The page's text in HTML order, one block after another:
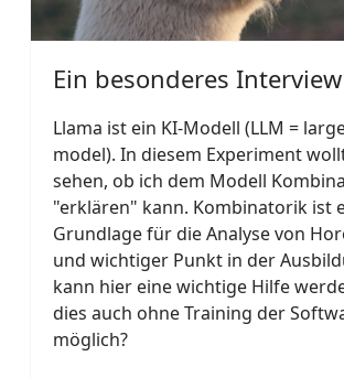
Ein besonderes Interview
Llama ist ein KI-Modell (LLM =
model). In diesem Experiment
sehen, ob ich dem Modell
"erklären" kann. Kombinatorik ist
Grundlage für die Analyse von
und wichtiger Punkt in der
kann hier eine wichtige Hilfe
dies auch ohne Training der
möglich?